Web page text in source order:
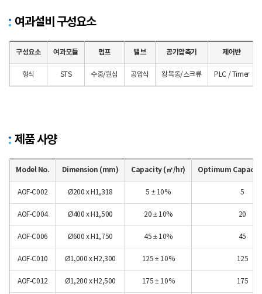
여과설비 구성요소
구성요소 여과모듈 펌프 밸브 공기압축기 제어반
형식 STS 수중/원심 공압식 왕복동/스크류 PLC / Timer
제품 사양
Model No. Dimension (mm) Capacity (㎥/hr) Optimum
AOF-C002 Ø200 x H1,318 5 ± 10% 5
AOF-C004 Ø400 x H1,500 20 ± 10% 20
AOF-C006 Ø600 x H1,750 45 ± 10% 45
AOF-C010 Ø1,000 x H2,300 125 ± 10% 125
AOF-C012 Ø1,200 x H2,500 175 ± 10% 175